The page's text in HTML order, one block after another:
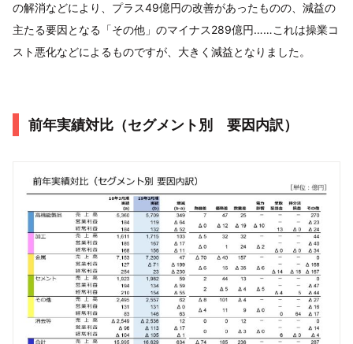
の解消などにより、プラス49億円の改善があったものの、減益の
主たる要因となる「その他」のマイナス289億円……これは操業コ
スト悪化などによるものですが、大きく減益となりました。
前年実績対比（セグメント別 要因内訳）